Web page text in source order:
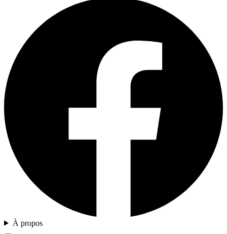
À propos